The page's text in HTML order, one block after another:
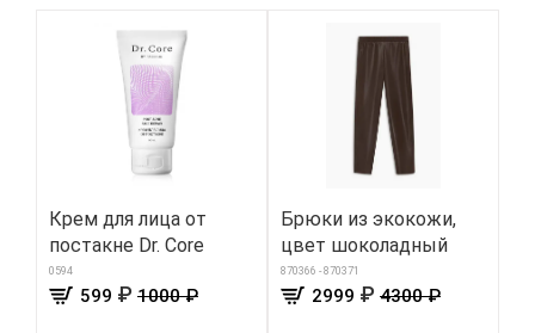
Крем для лица от
постакне Dr. Core
0594
599 ₽ 1000 ₽
Брюки из экокожи,
цвет шоколадный
870366 - 870371
2999 ₽ 4300 ₽